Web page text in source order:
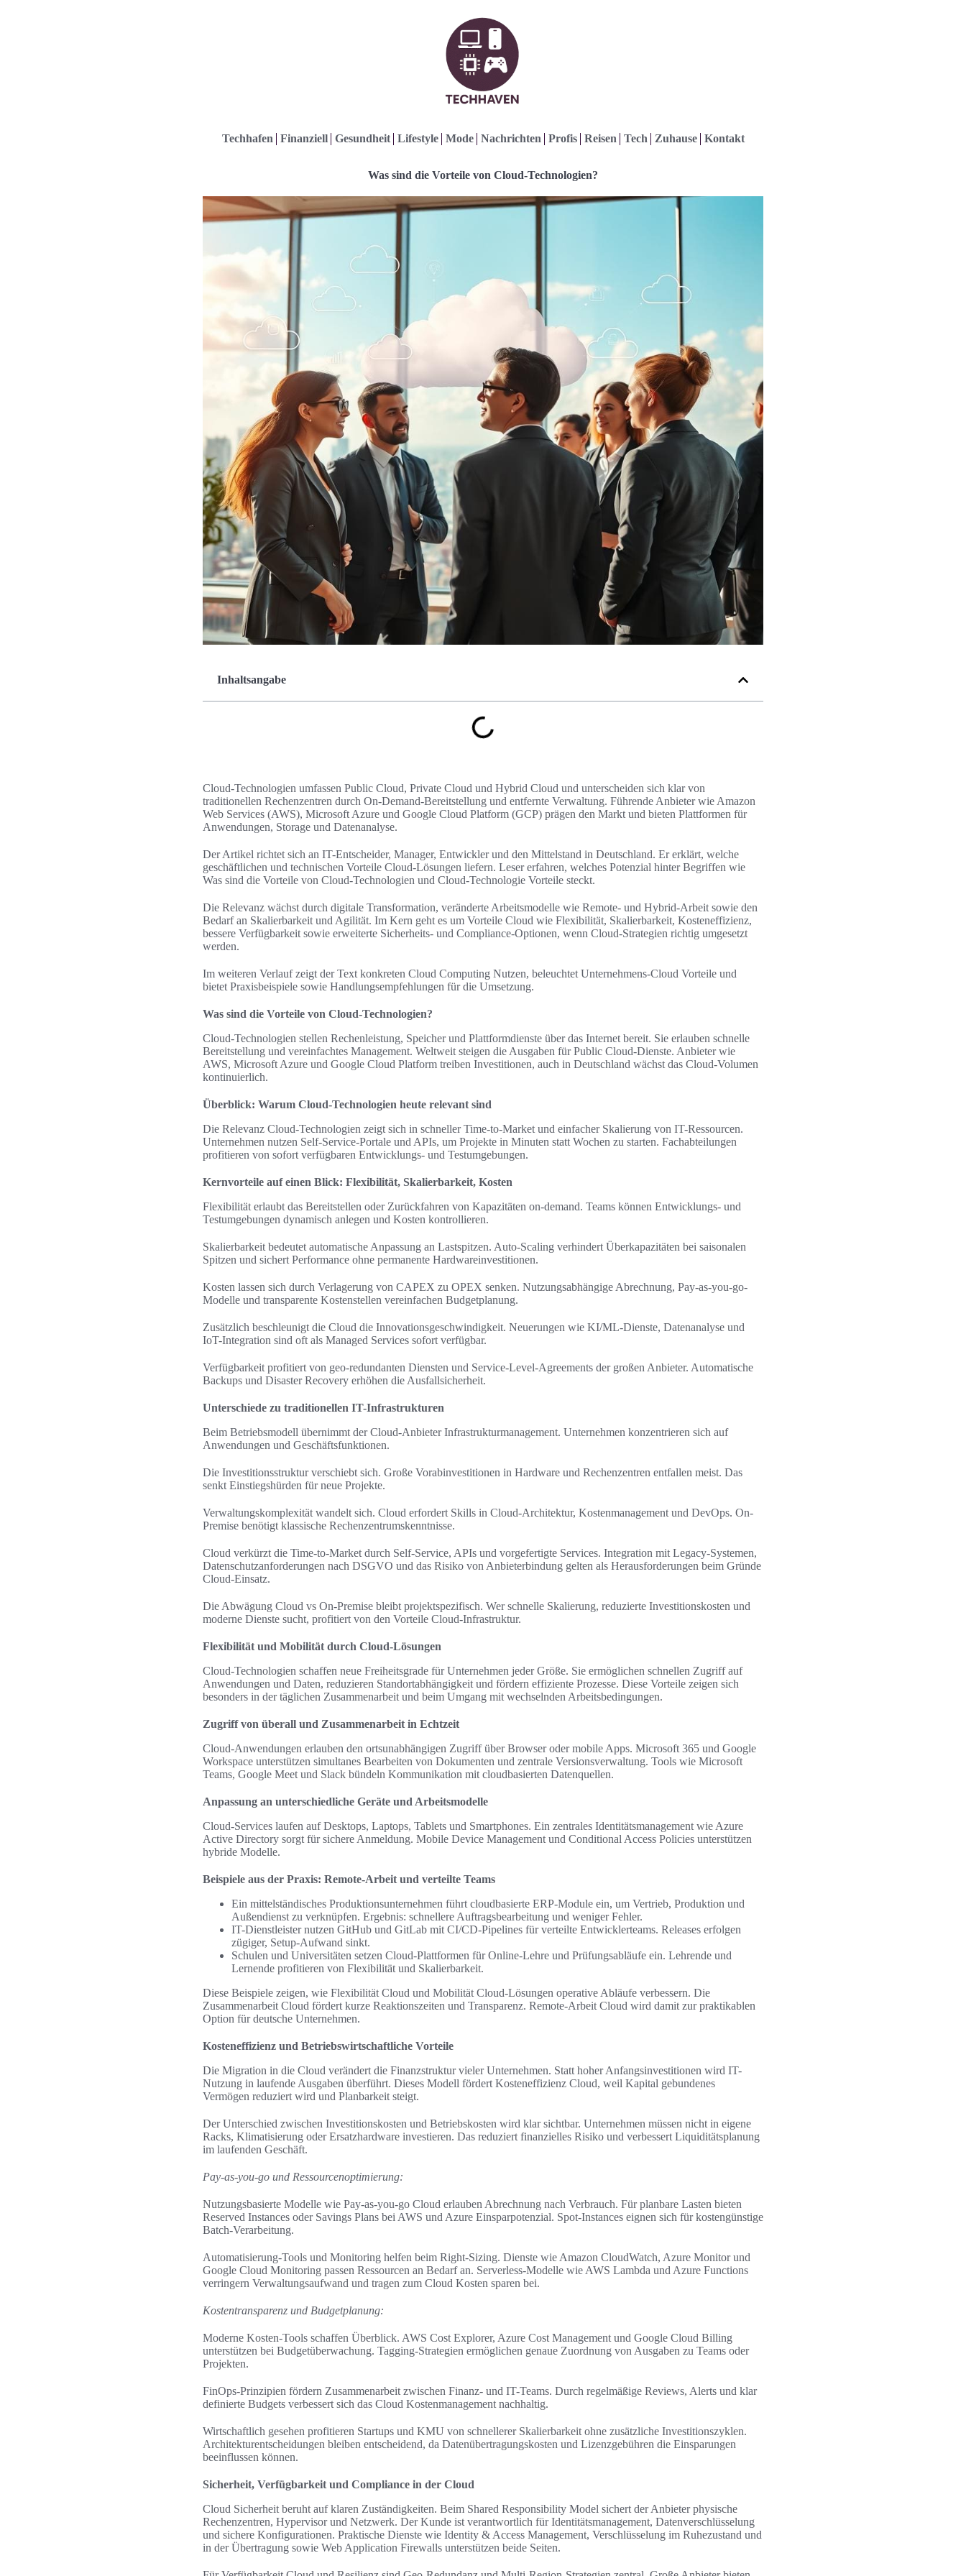
Techhafen Finanziell Gesundheit Lifestyle Mode Nachrichten Profis Reisen Tech Zuhause Kontakt
Was sind die Vorteile von Cloud-Technologien?
Inhaltsangabe
Cloud-Technologien umfassen Public Cloud, Private Cloud und Hybrid Cloud und unterscheiden sich klar von
traditionellen Rechenzentren durch On-Demand-Bereitstellung und entfernte Verwaltung. Führende Anbieter wie Amazon
Web Services (AWS), Microsoft Azure und Google Cloud Platform (GCP) prägen den Markt und bieten Plattformen für
Anwendungen, Storage und Datenanalyse.
Der Artikel richtet sich an IT-Entscheider, Manager, Entwickler und den Mittelstand in Deutschland. Er erklärt, welche
geschäftlichen und technischen Vorteile Cloud-Lösungen liefern. Leser erfahren, welches Potenzial hinter Begriffen wie
Was sind die Vorteile von Cloud-Technologien und Cloud-Technologie Vorteile steckt.
Die Relevanz wächst durch digitale Transformation, veränderte Arbeitsmodelle wie Remote- und Hybrid-Arbeit sowie den
Bedarf an Skalierbarkeit und Agilität. Im Kern geht es um Vorteile Cloud wie Flexibilität, Skalierbarkeit, Kosteneffizienz,
bessere Verfügbarkeit sowie erweiterte Sicherheits- und Compliance-Optionen, wenn Cloud-Strategien richtig umgesetzt
werden.
Im weiteren Verlauf zeigt der Text konkreten Cloud Computing Nutzen, beleuchtet Unternehmens-Cloud Vorteile und
bietet Praxisbeispiele sowie Handlungsempfehlungen für die Umsetzung.
Was sind die Vorteile von Cloud-Technologien?
Cloud-Technologien stellen Rechenleistung, Speicher und Plattformdienste über das Internet bereit. Sie erlauben schnelle
Bereitstellung und vereinfachtes Management. Weltweit steigen die Ausgaben für Public Cloud-Dienste. Anbieter wie
AWS, Microsoft Azure und Google Cloud Platform treiben Investitionen, auch in Deutschland wächst das Cloud-Volumen
kontinuierlich.
Überblick: Warum Cloud-Technologien heute relevant sind
Die Relevanz Cloud-Technologien zeigt sich in schneller Time-to-Market und einfacher Skalierung von IT-Ressourcen.
Unternehmen nutzen Self-Service-Portale und APIs, um Projekte in Minuten statt Wochen zu starten. Fachabteilungen
profitieren von sofort verfügbaren Entwicklungs- und Testumgebungen.
Kernvorteile auf einen Blick: Flexibilität, Skalierbarkeit, Kosten
Flexibilität erlaubt das Bereitstellen oder Zurückfahren von Kapazitäten on-demand. Teams können Entwicklungs- und
Testumgebungen dynamisch anlegen und Kosten kontrollieren.
Skalierbarkeit bedeutet automatische Anpassung an Lastspitzen. Auto-Scaling verhindert Überkapazitäten bei saisonalen
Spitzen und sichert Performance ohne permanente Hardwareinvestitionen.
Kosten lassen sich durch Verlagerung von CAPEX zu OPEX senken. Nutzungsabhängige Abrechnung, Pay-as-you-go-
Modelle und transparente Kostenstellen vereinfachen Budgetplanung.
Zusätzlich beschleunigt die Cloud die Innovationsgeschwindigkeit. Neuerungen wie KI/ML-Dienste, Datenanalyse und
IoT-Integration sind oft als Managed Services sofort verfügbar.
Verfügbarkeit profitiert von geo-redundanten Diensten und Service-Level-Agreements der großen Anbieter. Automatische
Backups und Disaster Recovery erhöhen die Ausfallsicherheit.
Unterschiede zu traditionellen IT-Infrastrukturen
Beim Betriebsmodell übernimmt der Cloud-Anbieter Infrastrukturmanagement. Unternehmen konzentrieren sich auf
Anwendungen und Geschäftsfunktionen.
Die Investitionsstruktur verschiebt sich. Große Vorabinvestitionen in Hardware und Rechenzentren entfallen meist. Das
senkt Einstiegshürden für neue Projekte.
Verwaltungskomplexität wandelt sich. Cloud erfordert Skills in Cloud-Architektur, Kostenmanagement und DevOps. On-
Premise benötigt klassische Rechenzentrumskenntnisse.
Cloud verkürzt die Time-to-Market durch Self-Service, APIs und vorgefertigte Services. Integration mit Legacy-Systemen,
Datenschutzanforderungen nach DSGVO und das Risiko von Anbieterbindung gelten als Herausforderungen beim Gründe
Cloud-Einsatz.
Die Abwägung Cloud vs On-Premise bleibt projektspezifisch. Wer schnelle Skalierung, reduzierte Investitionskosten und
moderne Dienste sucht, profitiert von den Vorteile Cloud-Infrastruktur.
Flexibilität und Mobilität durch Cloud-Lösungen
Cloud-Technologien schaffen neue Freiheitsgrade für Unternehmen jeder Größe. Sie ermöglichen schnellen Zugriff auf
Anwendungen und Daten, reduzieren Standortabhängigkeit und fördern effiziente Prozesse. Diese Vorteile zeigen sich
besonders in der täglichen Zusammenarbeit und beim Umgang mit wechselnden Arbeitsbedingungen.
Zugriff von überall und Zusammenarbeit in Echtzeit
Cloud-Anwendungen erlauben den ortsunabhängigen Zugriff über Browser oder mobile Apps. Microsoft 365 und Google
Workspace unterstützen simultanes Bearbeiten von Dokumenten und zentrale Versionsverwaltung. Tools wie Microsoft
Teams, Google Meet und Slack bündeln Kommunikation mit cloudbasierten Datenquellen.
Anpassung an unterschiedliche Geräte und Arbeitsmodelle
Cloud-Services laufen auf Desktops, Laptops, Tablets und Smartphones. Ein zentrales Identitätsmanagement wie Azure
Active Directory sorgt für sichere Anmeldung. Mobile Device Management und Conditional Access Policies unterstützen
hybride Modelle.
Beispiele aus der Praxis: Remote-Arbeit und verteilte Teams
Ein mittelständisches Produktionsunternehmen führt cloudbasierte ERP-Module ein, um Vertrieb, Produktion und
Außendienst zu verknüpfen. Ergebnis: schnellere Auftragsbearbeitung und weniger Fehler.
IT-Dienstleister nutzen GitHub und GitLab mit CI/CD-Pipelines für verteilte Entwicklerteams. Releases erfolgen
zügiger, Setup-Aufwand sinkt.
Schulen und Universitäten setzen Cloud-Plattformen für Online-Lehre und Prüfungsabläufe ein. Lehrende und
Lernende profitieren von Flexibilität und Skalierbarkeit.
Diese Beispiele zeigen, wie Flexibilität Cloud und Mobilität Cloud-Lösungen operative Abläufe verbessern. Die
Zusammenarbeit Cloud fördert kurze Reaktionszeiten und Transparenz. Remote-Arbeit Cloud wird damit zur praktikablen
Option für deutsche Unternehmen.
Kosteneffizienz und Betriebswirtschaftliche Vorteile
Die Migration in die Cloud verändert die Finanzstruktur vieler Unternehmen. Statt hoher Anfangsinvestitionen wird IT-
Nutzung in laufende Ausgaben überführt. Dieses Modell fördert Kosteneffizienz Cloud, weil Kapital gebundenes
Vermögen reduziert wird und Planbarkeit steigt.
Der Unterschied zwischen Investitionskosten und Betriebskosten wird klar sichtbar. Unternehmen müssen nicht in eigene
Racks, Klimatisierung oder Ersatzhardware investieren. Das reduziert finanzielles Risiko und verbessert Liquiditätsplanung
im laufenden Geschäft.
Pay-as-you-go und Ressourcenoptimierung:
Nutzungsbasierte Modelle wie Pay-as-you-go Cloud erlauben Abrechnung nach Verbrauch. Für planbare Lasten bieten
Reserved Instances oder Savings Plans bei AWS und Azure Einsparpotenzial. Spot-Instances eignen sich für kostengünstige
Batch-Verarbeitung.
Automatisierung-Tools und Monitoring helfen beim Right-Sizing. Dienste wie Amazon CloudWatch, Azure Monitor und
Google Cloud Monitoring passen Ressourcen an Bedarf an. Serverless-Modelle wie AWS Lambda und Azure Functions
verringern Verwaltungsaufwand und tragen zum Cloud Kosten sparen bei.
Kostentransparenz und Budgetplanung:
Moderne Kosten-Tools schaffen Überblick. AWS Cost Explorer, Azure Cost Management und Google Cloud Billing
unterstützen bei Budgetüberwachung. Tagging-Strategien ermöglichen genaue Zuordnung von Ausgaben zu Teams oder
Projekten.
FinOps-Prinzipien fördern Zusammenarbeit zwischen Finanz- und IT-Teams. Durch regelmäßige Reviews, Alerts und klar
definierte Budgets verbessert sich das Cloud Kostenmanagement nachhaltig.
Wirtschaftlich gesehen profitieren Startups und KMU von schnellerer Skalierbarkeit ohne zusätzliche Investitionszyklen.
Architekturentscheidungen bleiben entscheidend, da Datenübertragungskosten und Lizenzgebühren die Einsparungen
beeinflussen können.
Sicherheit, Verfügbarkeit und Compliance in der Cloud
Cloud Sicherheit beruht auf klaren Zuständigkeiten. Beim Shared Responsibility Model sichert der Anbieter physische
Rechenzentren, Hypervisor und Netzwerk. Der Kunde ist verantwortlich für Identitätsmanagement, Datenverschlüsselung
und sichere Konfigurationen. Praktische Dienste wie Identity & Access Management, Verschlüsselung im Ruhezustand und
in der Übertragung sowie Web Application Firewalls unterstützen beide Seiten.